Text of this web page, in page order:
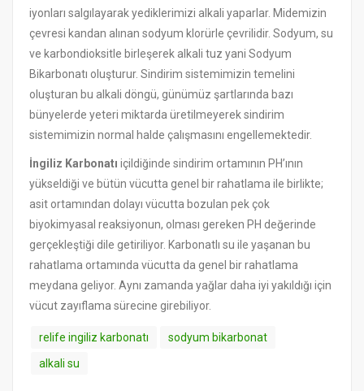
iyonları salgılayarak yediklerimizi alkali yaparlar. Midemizin
çevresi kandan alınan sodyum klorürle çevrilidir. Sodyum, su
ve karbondioksitle birleşerek alkali tuz yani Sodyum
Bikarbonatı oluşturur. Sindirim sistemimizin temelini
oluşturan bu alkali döngü, günümüz şartlarında bazı
bünyelerde yeteri miktarda üretilmeyerek sindirim
sistemimizin normal halde çalışmasını engellemektedir.
İngiliz Karbonatı içildiğinde sindirim ortamının PH’ının
yükseldiği ve bütün vücutta genel bir rahatlama ile birlikte;
asit ortamından dolayı vücutta bozulan pek çok
biyokimyasal reaksiyonun, olması gereken PH değerinde
gerçekleştiği dile getiriliyor. Karbonatlı su ile yaşanan bu
rahatlama ortamında vücutta da genel bir rahatlama
meydana geliyor. Aynı zamanda yağlar daha iyi yakıldığı için
vücut zayıflama sürecine girebiliyor.
relife ingiliz karbonatı
sodyum bikarbonat
alkali su